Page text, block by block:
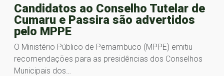
Candidatos ao Conselho Tutelar de
Cumaru e Passira são advertidos
pelo MPPE
O Ministério Público de Pernambuco (MPPE) emitiu
recomendações para as presidências dos Conselhos
Municipais dos…